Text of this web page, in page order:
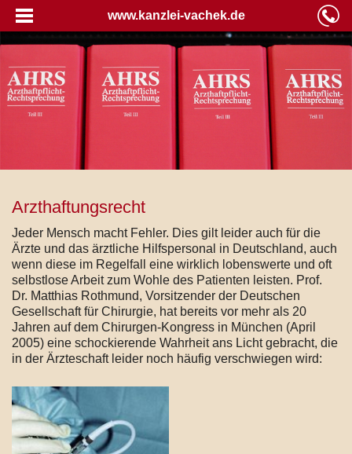
www.kanzlei-vachek.de
Arzthaftungsrecht
Jeder Mensch macht Fehler. Dies gilt leider auch für die
Ärzte und das ärztliche Hilfspersonal in Deutschland, auch
wenn diese im Regelfall eine wirklich lobenswerte und oft
selbstlose Arbeit zum Wohle des Patienten leisten. Prof.
Dr. Matthias Rothmund, Vorsitzender der Deutschen
Gesellschaft für Chirurgie, hat bereits vor mehr als 20
Jahren auf dem Chirurgen-Kongress in München (April
2005) eine schockierende Wahrheit ans Licht gebracht, die
in der Ärzteschaft leider noch häufig verschwiegen wird: